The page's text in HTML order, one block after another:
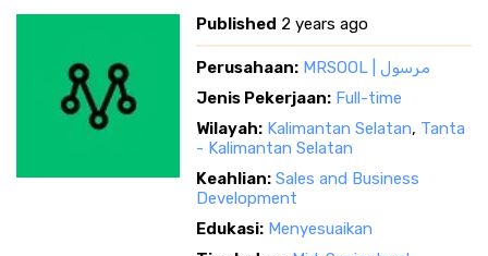
Published 2 years ago
Perusahaan:
MRSOOL | مرسول
Jenis Pekerjaan: Full-time
Wilayah: Kalimantan Selatan, Tanta
- Kalimantan Selatan
Keahlian: Sales and Business
Development
Edukasi: Menyesuaikan